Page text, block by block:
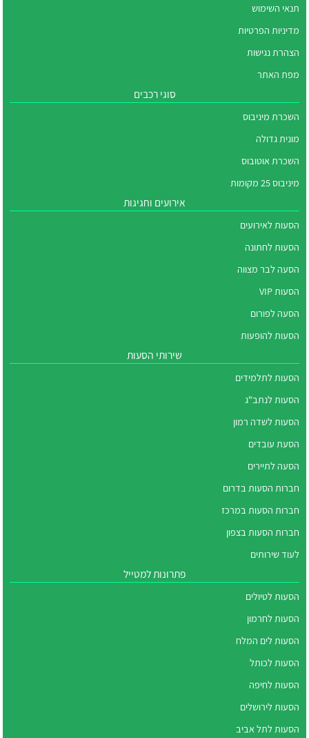
תנאי השימוש
מדיניות הפרטיות
הצהרת נגישות
מפת האתר
סוגי רכבים
השכרת מיניבוס
מונית גדולה
השכרת אוטובוס
מיניבוס 25 מקומות
אירועים וחגיגות
הסעות לאירועים
הסעות לחתונה
הסעה לבר מצווה
הסעות VIP
הסעה לפורום
הסעות להופעות
שירותי הסעות
הסעות לתלמידים
הסעות לנתב"ג
הסעות לשדה רמון
הסעת עובדים
הסעה לתיירים
חברות הסעות בדרום
חברות הסעות במרכז
חברות הסעות בצפון
לעוד שירותים
פתרונות למטייל
הסעות לטיולים
הסעות לחרמון
הסעות לים המלח
הסעות לכותל
הסעות לחיפה
הסעות לירושלים
הסעות לתל אביב